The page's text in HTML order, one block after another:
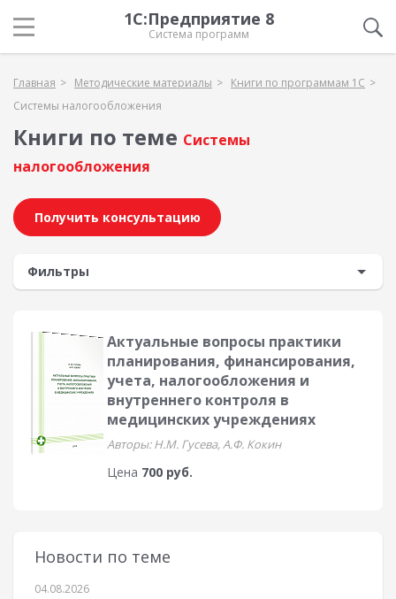
1С:Предприятие 8
Система программ
Главная Методические материалы
Книги по программам 1С
Системы налогообложения
Книги по теме Системы
налогообложения
Получить консультацию
Фильтры
Актуальные вопросы практики
планирования, финансирования,
учета, налогообложения и
внутреннего контроля в
медицинских учреждениях
Авторы: Н.М. Гусева, А.Ф. Кокин
Цена 700 руб.
Новости по теме
04.08.2026